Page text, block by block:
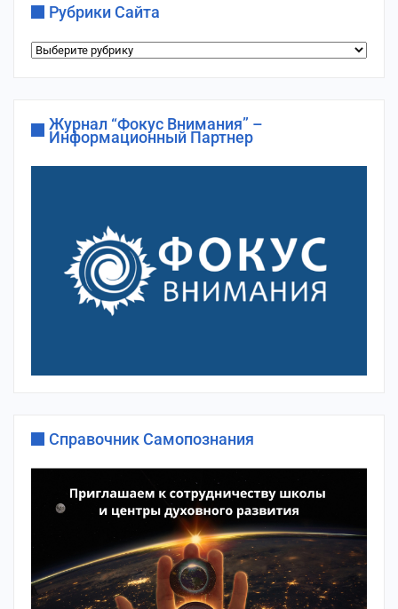
Рубрики Сайта
Рубрики
Журнал “Фокус Внимания” –
Информационный Партнер
Справочник Самопознания